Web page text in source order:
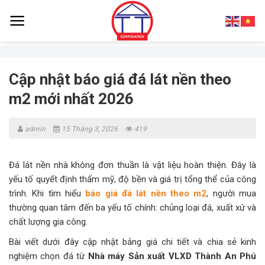
Cập nhật báo giá đá lát nền theo
m2 mới nhất 2026
admin 15 Tháng 3, 2026 419
Đá lát nền nhà không đơn thuần là vật liệu hoàn thiện. Đây là
yếu tố quyết định thẩm mỹ, độ bền và giá trị tổng thể của công
trình. Khi tìm hiểu báo giá đá lát nền theo m2, người mua
thường quan tâm đến ba yếu tố chính: chủng loại đá, xuất xứ và
chất lượng gia công.
Bài viết dưới đây cập nhật bảng giá chi tiết và chia sẻ kinh
nghiệm chọn đá từ Nhà máy Sản xuất VLXD Thành An Phú